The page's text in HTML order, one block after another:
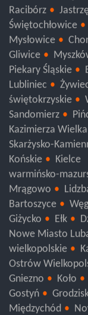
Zawiercie
Racibórz
Świętochłowice
Mysłowice
Gliwice
Piekary Śląskie
Lubliniec
świętokrzyskie
Sandomierz
Kazimierza Wielka
Skarżysko-
Końskie
Kielce
warmińsko-
Mrągowo
Bartoszyce
Giżycko
Ełk
Nowe Miasto
wielkopolskie
Ostrów
Gniezno
Koło
Gostyń